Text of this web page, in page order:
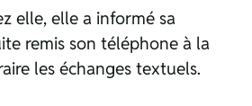
elle, elle a informé sa
remis son téléphone à la
les échanges textuels.